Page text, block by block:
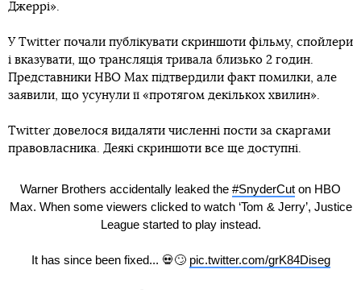
Джеррі».
У Twitter почали публікувати скриншоти фільму, спойлери
і вказувати, що трансляція тривала близько 2 годин.
Представники HBO Max підтвердили факт помилки, але
заявили, що усунули її «протягом декількох хвилин».
Twitter довелося видаляти численні пости за скаргами
правовласника. Деякі скриншоти все ще доступні.
Warner Brothers accidentally leaked the #SnyderCut on HBO
Max. When some viewers clicked to watch ‘Tom & Jerry’, Justice
League started to play instead.
It has since been fixed... 💀🙄 pic.twitter.com/grK84Diseg